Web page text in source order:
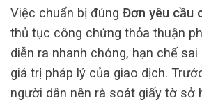
Việc chuẩn bị đúng Đơn yêu cầu
thủ tục công chứng thỏa thuận
diễn ra nhanh chóng, hạn chế
giá trị pháp lý của giao dịch.
người dân nên rà soát giấy tờ sở